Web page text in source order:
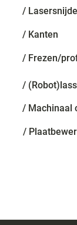
/
/ Kanten
/ Frezen/
/
/ Machinaal
/